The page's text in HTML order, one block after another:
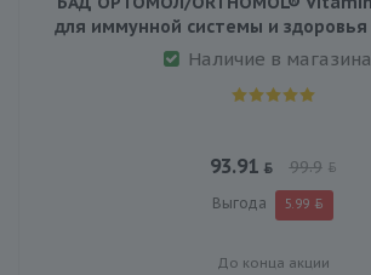
для иммунной системы и здоровья
Наличие в
93.91 99.9
Выгода 5.99
До конца акции